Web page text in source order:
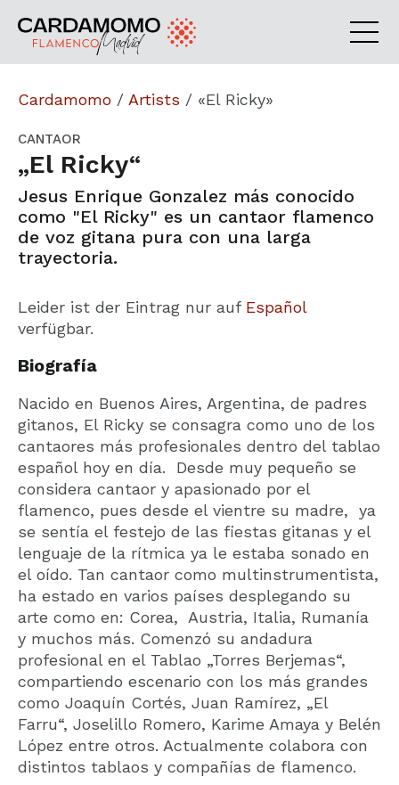
Cardamomo / Artists / «El Ricky»
CANTAOR
„El Ricky“
Jesus Enrique Gonzalez más conocido
como "El Ricky" es un cantaor flamenco
de voz gitana pura con una larga
trayectoria.
Leider ist der Eintrag nur auf Español
verfügbar.
Biografía
Nacido en Buenos Aires, Argentina, de padres
gitanos, El Ricky se consagra como uno de los
cantaores más profesionales dentro del tablao
español hoy en día. Desde muy pequeño se
considera cantaor y apasionado por el
flamenco, pues desde el vientre su madre, ya
se sentía el festejo de las fiestas gitanas y el
lenguaje de la rítmica ya le estaba sonado en
el oído. Tan cantaor como multinstrumentista,
ha estado en varios países desplegando su
arte como en: Corea, Austria, Italia, Rumanía
y muchos más. Comenzó su andadura
profesional en el Tablao „Torres Berjemas“,
compartiendo escenario con los más grandes
como Joaquín Cortés, Juan Ramírez, „El
Farru“, Joselillo Romero, Karime Amaya y Belén
López entre otros. Actualmente colabora con
distintos tablaos y compañías de flamenco.